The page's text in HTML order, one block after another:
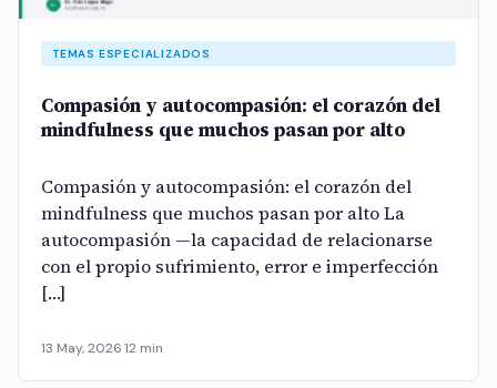
TEMAS ESPECIALIZADOS
Compasión y autocompasión: el corazón del
mindfulness que muchos pasan por alto
Compasión y autocompasión: el corazón del
mindfulness que muchos pasan por alto La
autocompasión —la capacidad de relacionarse
con el propio sufrimiento, error e imperfección
[…]
13 May, 202612 min